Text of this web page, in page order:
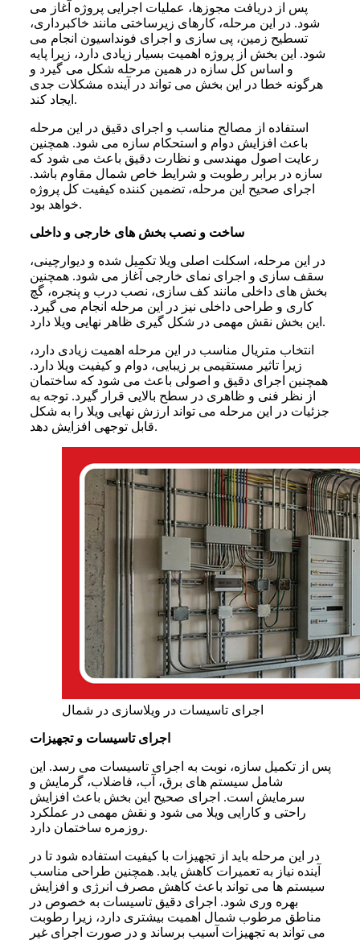
پس از دریافت مجوزها، عملیات اجرایی پروژه آغاز می
شود. در این مرحله، کارهای زیرساختی مانند خاکبرداری،
تسطیح زمین، پی سازی و اجرای فونداسیون انجام می
شود. این بخش از پروژه اهمیت بسیار زیادی دارد، زیرا پایه
و اساس کل سازه در همین مرحله شکل می گیرد و
هرگونه خطا در این بخش می تواند در آینده مشکلات جدی
ایجاد کند.
استفاده از مصالح مناسب و اجرای دقیق در این مرحله
باعث افزایش دوام و استحکام سازه می شود. همچنین
رعایت اصول مهندسی و نظارت دقیق باعث می شود که
سازه در برابر رطوبت و شرایط خاص شمال مقاوم باشد.
اجرای صحیح این مرحله، تضمین کننده کیفیت کل پروژه
خواهد بود.
ساخت و نصب بخش های خارجی و داخلی
در این مرحله، اسکلت اصلی ویلا تکمیل شده و دیوارچینی،
سقف سازی و اجرای نمای خارجی آغاز می شود. همچنین
بخش های داخلی مانند کف سازی، نصب درب و پنجره، گچ
کاری و طراحی داخلی نیز در این مرحله انجام می گیرد.
این بخش نقش مهمی در شکل گیری ظاهر نهایی ویلا دارد.
انتخاب متریال مناسب در این مرحله اهمیت زیادی دارد،
زیرا تاثیر مستقیمی بر زیبایی، دوام و کیفیت ویلا دارد.
همچنین اجرای دقیق و اصولی باعث می شود که ساختمان
از نظر فنی و ظاهری در سطح بالایی قرار گیرد. توجه به
جزئیات در این مرحله می تواند ارزش نهایی ویلا را به شکل
قابل توجهی افزایش دهد.
اجرای تاسیسات در ویلاسازی در شمال
اجرای تاسیسات و تجهیزات
پس از تکمیل سازه، نوبت به اجرای تاسیسات می رسد. این
شامل سیستم های برق، آب، فاضلاب، گرمایش و
سرمایش است. اجرای صحیح این بخش باعث افزایش
راحتی و کارایی ویلا می شود و نقش مهمی در عملکرد
روزمره ساختمان دارد.
در این مرحله باید از تجهیزات با کیفیت استفاده شود تا در
آینده نیاز به تعمیرات کاهش یابد. همچنین طراحی مناسب
سیستم ها می تواند باعث کاهش مصرف انرژی و افزایش
بهره وری شود. اجرای دقیق تاسیسات به خصوص در
مناطق مرطوب شمال اهمیت بیشتری دارد، زیرا رطوبت
می تواند به تجهیزات آسیب برساند و در صورت اجرای غیر